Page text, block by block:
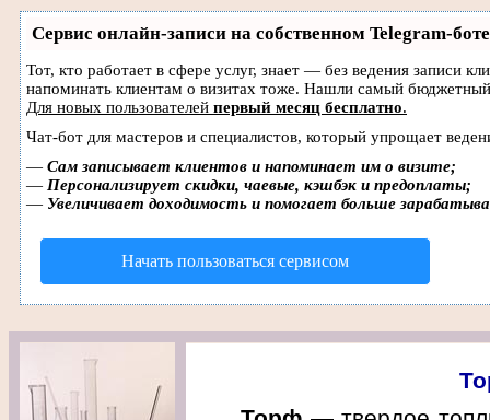
Сервис онлайн-записи на собственном Telegram-боте
Тот, кто работает в сфере услуг, знает — без ведения записи
напоминать клиентам о визитах тоже. Нашли самый
Для новых пользователей первый месяц бесплатно.
Чат-бот для мастеров и специалистов, который упрощает
— Сам записывает клиентов и напоминает им о визите;
— Персонализирует скидки, чаевые, кэшбэк и предоплаты;
— Увеличивает доходимость и помогает больше
Начать пользоваться сервисом